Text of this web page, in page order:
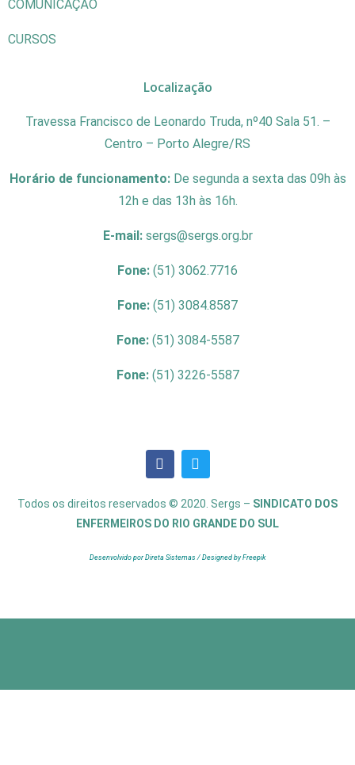
COMUNICAÇÃO
CURSOS
Localização
Travessa Francisco de Leonardo Truda, nº40 Sala 51. –
Centro – Porto Alegre/RS
Horário de funcionamento: De segunda a sexta das 09h às
12h e das 13h às 16h.
E-mail: sergs@sergs.org.br
Fone: (51) 3062.7716
Fone: (51) 3084.8587
Fone: (51) 3084-5587
Fone: (51) 3226-5587
Todos os direitos reservados © 2020. Sergs – SINDICATO DOS
ENFERMEIROS DO RIO GRANDE DO SUL
Desenvolvido por Direta Sistemas / Designed by Freepik